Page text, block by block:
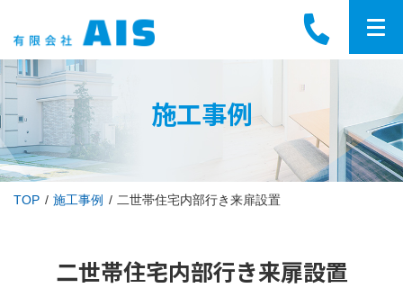
施工事例
TOP 施工事例 二世帯住宅内部行き来扉設置
二世帯住宅内部行き来扉設置